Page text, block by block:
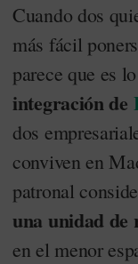
Cuando dos
más fácil
parece que es
integración de
dos
conviven en
patronal
una unidad de
en el menor